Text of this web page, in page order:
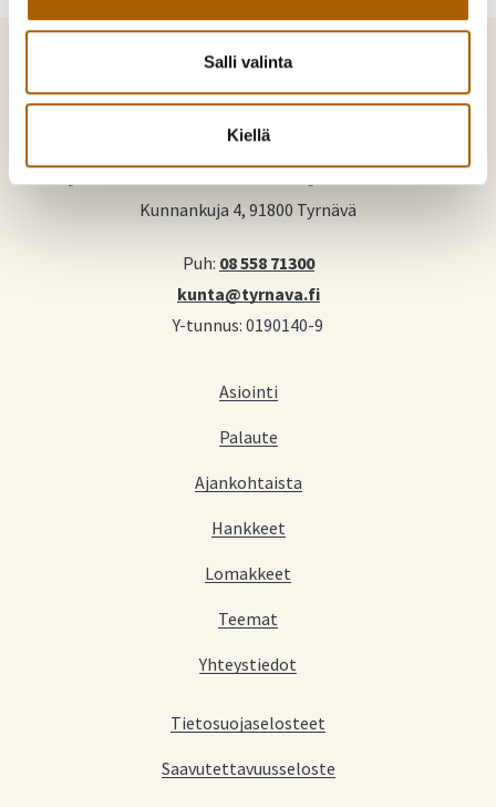
Salli valinta
Kiellä
Tyrnävä. Mukavamman arjen kotikunta
Kunnankuja 4, 91800 Tyrnävä
Puh: 08 558 71300
kunta@tyrnava.fi
Y-tunnus: 0190140-9
Asiointi
Palaute
Ajankohtaista
Hankkeet
Lomakkeet
Teemat
Yhteystiedot
Tietosuojaselosteet
Saavutettavuusseloste